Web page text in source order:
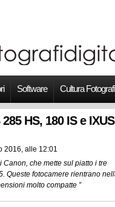
Software Cultura
HS, 180 IS e IXUS
2016, alle 12:01
Canon, che mette sul piatto i tre
Queste fotocamere rientrano
molto compatte ”